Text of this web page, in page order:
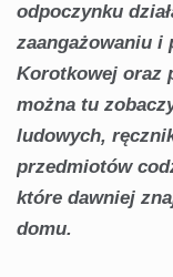
odpoczynku
zaangażowaniu i
Korotkowej oraz
można tu
ludowych,
przedmiotów
które dawniej
domu.